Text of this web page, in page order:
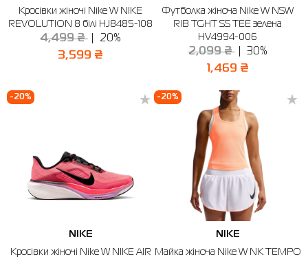
Сорочки
Термобілизна
Футболки
Спідниці
Фітнес та йога
Skechers
The North Face
WHS
Напівчеревики
adidas
Puma
Кросівки жіночі Nike W NIKE
REVOLUTION 8 білі HJ8485-108
4,499 ₴ 20%
3,599 ₴
Футболка жіноча Nike W NSW
RIB TGHT SS TEE зелена
HV4994-006
2,099 ₴ 30%
1,469 ₴
-20%
NIKE
Кросівки жіночі Nike W NIKE AIR
-20%
NIKE
Майка жіноча Nike W NK TEMPO